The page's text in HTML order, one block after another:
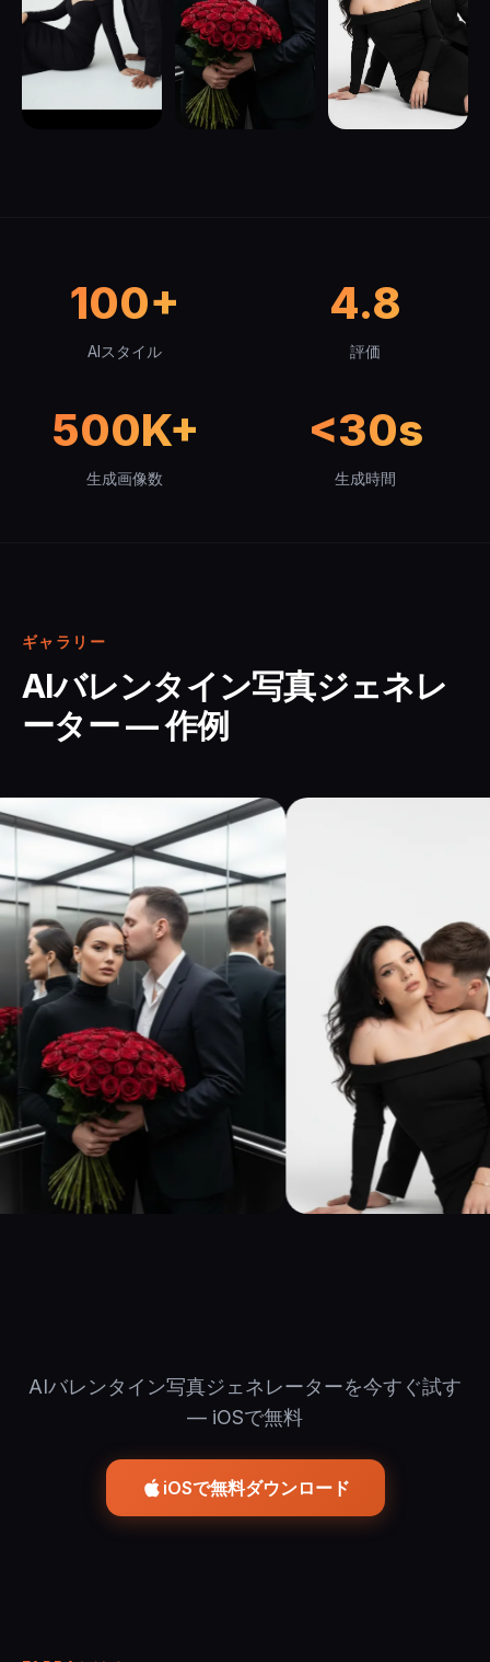
100+
AIスタイル
4.8
評価
500K+
生成画像数
<30s
生成時間
ギャラリー
AIバレンタイン写真ジェネレ
ーター — 作例
AIバレンタイン写真ジェネレーターを今すぐ試す
— iOSで無料
iOSで無料ダウンロード